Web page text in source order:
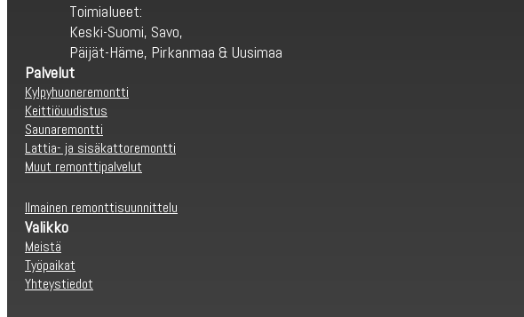
Toimialueet:
Keski-Suomi, Savo,
Päijät-Häme, Pirkanmaa & Uusimaa
Palvelut
Kylpyhuoneremontti
Keittiöuudistus
Saunaremontti
Lattia- ja sisäkattoremontti
Muut remonttipalvelut
Ilmainen remonttisuunnittelu
Valikko
Meistä
Työpaikat
Yhteystiedot